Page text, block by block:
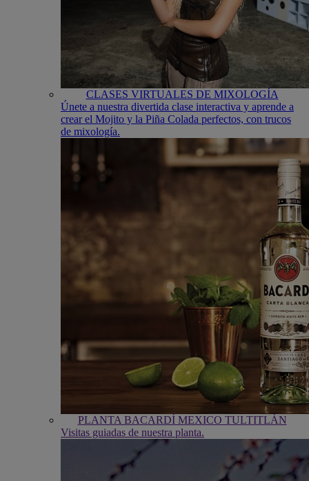
CLASES VIRTUALES DE MIXOLOGÍA
Únete a nuestra divertida clase interactiva y aprende a
crear el Mojito y la Piña Colada perfectos, con trucos
de mixología.
PLANTA BACARDÍ MEXICO TULTITLÁN
Visitas guiadas de nuestra planta.